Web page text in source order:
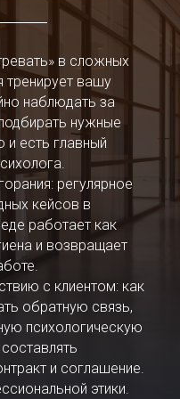
в сложных
тренирует вашу
наблюдать за
нужные
и есть главный
регулярное
кейсов в
работает как
и возвращает
с клиентом: как
обратную связь,
психологическую
и соглашение.
этики.